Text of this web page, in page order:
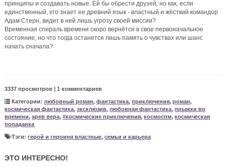
принципы и создавать новые. Ей бы обрести друзей, но как, если
единственный, кто знает ее древний язык - властный и жёсткий командор
Адам Стерн, видит в ней лишь угрозу своей миссии?
Временная спираль времени скоро вернётся в свое первоначальное
состояние, но что тогда останется лишь память о чувствах или шанс
начать сначала?
3337 просмотров | 1 комментариев
Категории: любовный роман,фантастика,приключения,роман,
космическая фантастика,эксклюзив, любовная фантастика,прыжки во
времени,арев вера,#космические приключения,космоспм,космическая
попаданка
Тэги:герой и героиня властные,семьи и карьера
ЭТО ИНТЕРЕСНО!